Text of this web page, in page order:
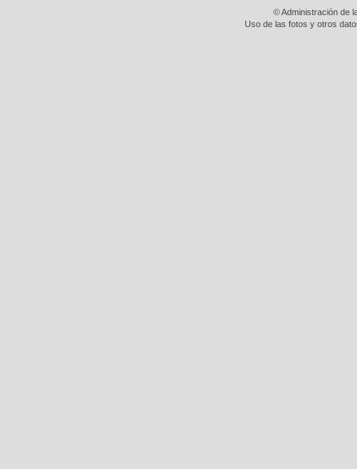
© Administración de
Uso de las fotos y otros